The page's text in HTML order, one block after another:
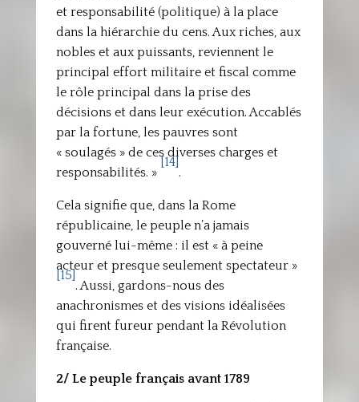
et responsabilité (politique) à la place
dans la hiérarchie du cens. Aux riches, aux
nobles et aux puissants, reviennent le
principal effort militaire et fiscal comme
le rôle principal dans la prise des
décisions et dans leur exécution. Accablés
par la fortune, les pauvres sont
« soulagés » de ces diverses charges et
responsabilités. »
[14]
.
Cela signifie que, dans la Rome
républicaine, le peuple n’a jamais
gouverné lui-même : il est « à peine
acteur et presque seulement spectateur »
[15]
. Aussi, gardons-nous des
anachronismes et des visions idéalisées
qui firent fureur pendant la Révolution
française.
2/ Le peuple français avant 1789